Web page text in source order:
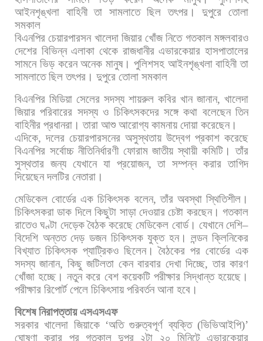
বিএনপির চেয়ারপারসন খালেদা জিয়ার খোঁজ নিতে গতকাল মঙ্গলবারও
দেশের বিভিন্ন এলাকা থেকে রাজধানীর এভারকেয়ার হাসপাতালের
সামনে ভিড় করেন অনেক মানুষ। পুলিশসহ আইনশৃঙ্খলা বাহিনী তা
সামলাতে ছিল তৎপর। দুপুরে তোলা সমকাল
বিএনপির মিডিয়া সেলের সদস্য শায়রুল কবির খান জানান, খালেদা
জিয়ার পরিবারের সদস্য ও চিকিৎসকদের সঙ্গে কথা বলেছেন তিন
বাহিনীর প্রধানরা। তারা আশু আরোগ্য কামনায় দোয়া করেছেন।
এদিকে,দলের চেয়ারপারসনের অসুস্থতায় উদ্বেগ প্রকাশ করেছে
বিএনপির সর্বোচ্চ নীতিনির্ধারণী ফোরাম জাতীয় স্থায়ী কমিটি। তাঁর
সুস্থতার জন্য যেখানে যা প্রয়োজন,তা সম্পন্ন করার তাগিদ
দিয়েছেন দলটির নেতারা।
মেডিকেল বোর্ডের এক চিকিৎসক বলেন,তাঁর অবস্থা স্থিতিশীল।
চিকিৎসকরা ডাক দিলে কিছুটা সাড়া দেওয়ার চেষ্টা করছেন। গতকাল
রাতেও ঘণ্টা দেড়েক বৈঠক করেছে মেডিকেল বোর্ড। যেখানে দেশি–
বিদেশি অন্তত দেড় ডজন চিকিৎসক যুক্ত হন। লন্ডন ক্লিনিকের
বিখ্যাত চিকিৎসক প্যাট্রিকও ছিলেন। বৈঠকের পর বোর্ডের এক
সদস্য জানান, কিছু জটিলতা কেন বারবার দেখা দিচ্ছে,তার কারণ
খোঁজা হচ্ছে। নতুন করে বেশ কয়েকটি পরীক্ষার সিদ্ধান্ত হয়েছে।
পরীক্ষার রিপোর্ট পেলে চিকিৎসায় পরিবর্তন আনা হবে।
বিশেষ নিরাপত্তায় এসএসএফ
সরকার খালেদা জিয়াকে‘অতি গুরুত্বপূর্ণ ব্যক্তি(ভিভিআইপি)’
ঘোষণা করার পর গতকাল দুপুর ২টা ২০ মিনিটে এভারকেয়ার